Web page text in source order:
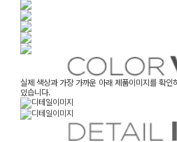
실제 색상과 가장 가까운 아래 제품이미지를 확
있습니다.